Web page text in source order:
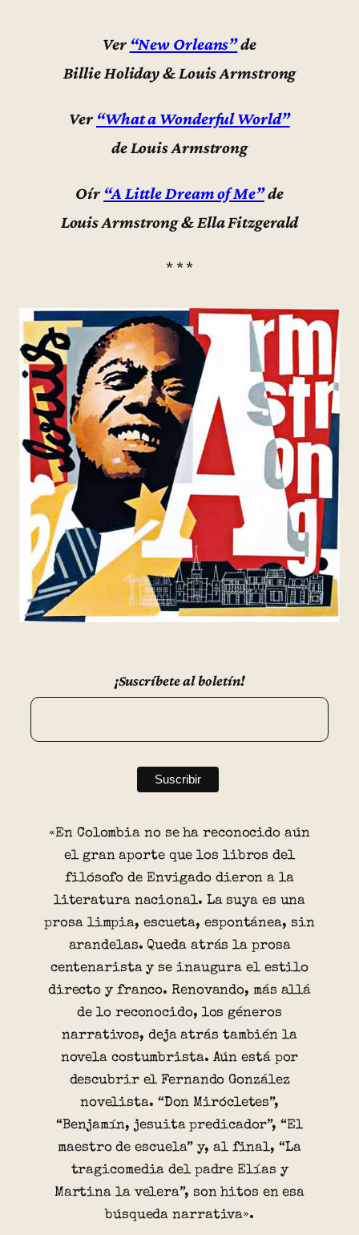
Ver “New Orleans”de
Billie Holiday & Louis Armstrong
Ver “What a Wonderful World”
de Louis Armstrong
Oír “A Little Dream of Me”de
Louis Armstrong & Ella Fitzgerald
* * *
¡Suscríbete al boletín!
«En Colombia no se ha reconocido aún
el gran aporte que los libros del
filósofo de Envigado dieron a la
literatura nacional. La suya es una
prosa limpia, escueta, espontánea, sin
arandelas. Queda atrás la prosa
centenarista y se inaugura el estilo
directo y franco. Renovando, más allá
de lo reconocido, los géneros
narrativos, deja atrás también la
novela costumbrista. Aún está por
descubrir el Fernando González
novelista. “Don Mirócletes”,
“Benjamín, jesuita predicador”, “El
maestro de escuela” y, al final, “La
tragicomedia del padre Elías y
Martina la velera”, son hitos en esa
búsqueda narrativa».